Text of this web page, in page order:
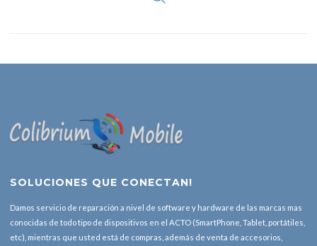
SOLUCIONES QUE CONECTAN!
Damos servicio de reparación a nivel de software y hardware de las marcas mas
conocidas de todo tipo de dispositivos en el ACTO (SmartPhone, Tablet, portátiles,
etc), mientras que usted está de compras, además de venta de accesorios,